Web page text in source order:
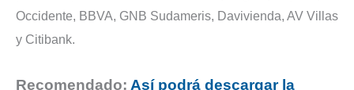
Occidente, BBVA, GNB Sudameris, Davivienda, AV Villas
y Citibank.
Recomendado: Así podrá descargar la